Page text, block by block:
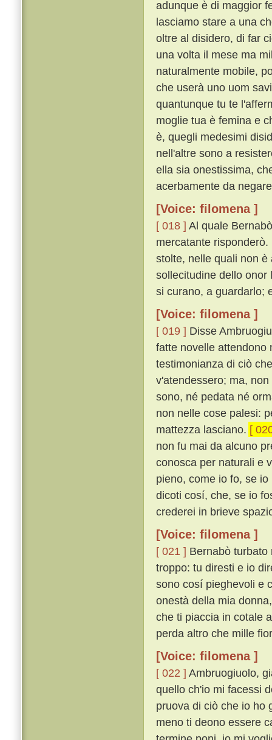
adunque è di maggior
lasciamo stare a una
oltre al disidero, di far
una volta il mese ma
naturalmente mobile,
che userà uno uom
quantunque tu te
moglie tua è femina e
è, quegli medesimi
nell'altre sono a
ella sia onestissima,
acerbamente da
[Voice: filomena ]
[ 018 ] Al quale
mercatante
stolte, nelle quali non
sollecitudine dello onor
si curano, a guardarlo;
[Voice: filomena ]
[ 019 ] Disse
fatte novelle attendono
testimonianza di ciò
v'atendessero; ma,
sono, né pedata né
non nelle cose palesi:
mattezza lasciano. [
non fu mai da alcuno
conosca per naturali e
pieno, come io fo, se
dicoti cosí, che, se io
crederei in brieve
[Voice: filomena ]
[ 021 ] Bernabò turbato
troppo: tu diresti e io
sono cosí pieghevoli e
onestà della mia
che ti piaccia in cotale
perda altro che mille
[Voice: filomena ]
[ 022 ] Ambruogiuolo,
quello ch'io mi facessi
pruova di ciò che io ho
meno ti deono essere